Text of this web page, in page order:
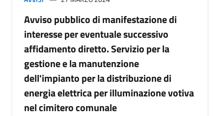
Avviso pubblico di manifestazione di
interesse per eventuale successivo
affidamento diretto. Servizio per la
gestione e la manutenzione
dell'impianto per la distribuzione di
energia elettrica per illuminazione votiva
nel cimitero comunale